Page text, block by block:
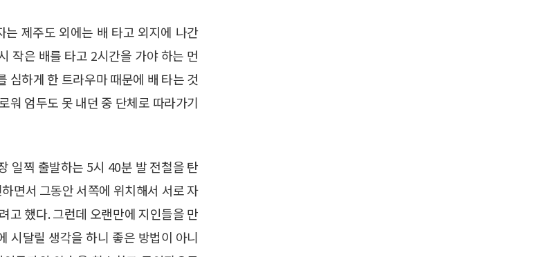
제주도 외에는 배 타고 외지에 나간
작은 배를 타고 2시간을 가야 하는 먼
심하게 한 트라우마 때문에 배 타는 것
워 엄두도 못 내던 중 단체로 따라가기
일찍 출발하는 5시 40분 발 전철을 탄
면서 그동안 서쪽에 위치해서 서로 자
고 했다. 그런데 오랜만에 지인들을 만
시달릴 생각을 하니 좋은 방법이 아니